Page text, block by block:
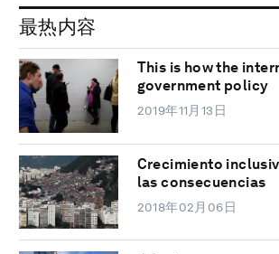
最热内容
This is how the
government policy
2019年11月13日
Crecimiento
las consecuencias
2018年02月06日